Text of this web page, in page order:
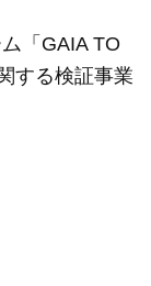
「GAIA TO
する検証事業